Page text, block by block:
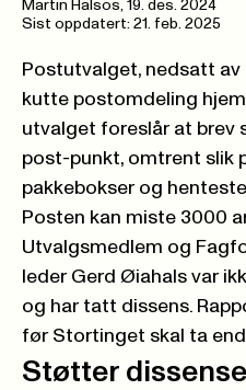
Martin Halsos, 19. des. 2024
Sist oppdatert: 21. feb. 2025
Postutvalget, nedsatt
kutte postomdeling
utvalget foreslår at brev
post-punkt, omtrent slik
pakkebokser og
Posten kan miste 3000
Utvalgsmedlem og
leder Gerd Øiahals var
og har tatt dissens.
før Stortinget skal ta
Støtter